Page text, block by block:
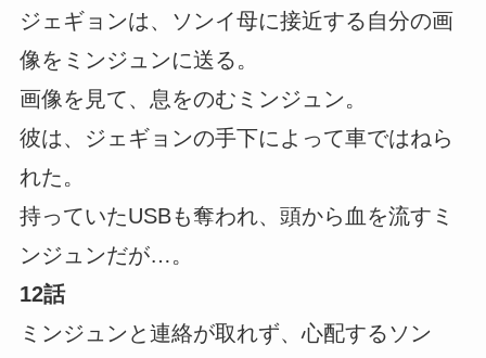
ジェギョンは、ソンイ母に接近する自分の画
像をミンジュンに送る。
画像を見て、息をのむミンジュン。
彼は、ジェギョンの手下によって車ではねら
れた。
持っていたUSBも奪われ、頭から血を流すミ
ンジュンだが…。
12話
ミンジュンと連絡が取れず、心配するソン